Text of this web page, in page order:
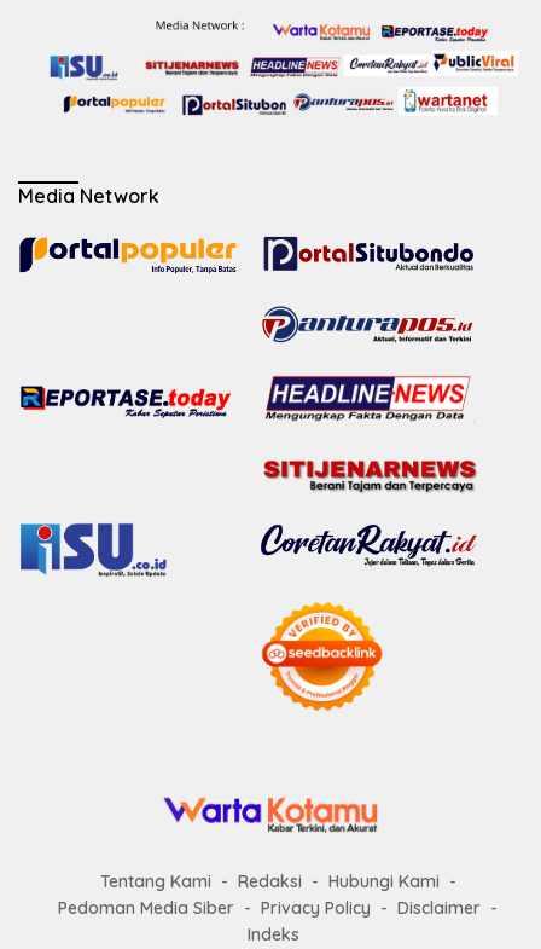
Media Network
Tentang Kami Redaksi
Hubungi Kami
Pedoman Media Siber
Privacy Policy
Disclaimer
Indeks